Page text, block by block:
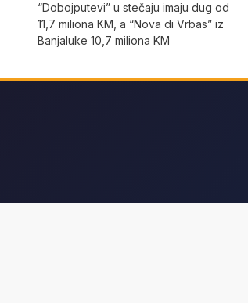
“Dobojputevi” u stečaju imaju dug od
11,7 miliona KM, a “Nova di Vrbas” iz
Banjaluke 10,7 miliona KM